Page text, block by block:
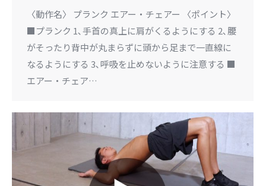
〈動作名〉 プランク エアー・チェアー 〈ポイント〉
■プランク 1､手首の真上に肩がくるようにする 2､腰
がそったり背中が丸まらずに頭から足まで一直線に
なるようにする 3､呼吸を止めないように注意する ■
エアー・チェア…